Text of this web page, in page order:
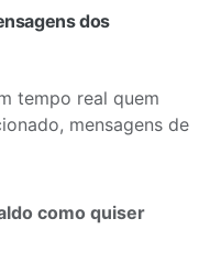
dos
tempo real quem
mensagens de
como quiser